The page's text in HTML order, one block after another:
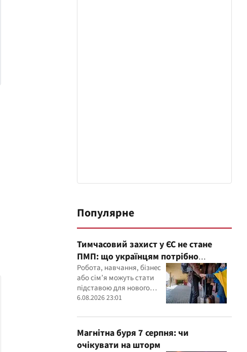
Популярне
Тимчасовий захист у ЄС не стане
ПМП: що українцям потрібно
зробити до 2028 року
Робота, навчання, бізнес
або сім’я можуть стати
підставою для нового
статусу в ЄС
6.08.2026 23:01
Магнітна буря 7 серпня: чи
очікувати на шторм